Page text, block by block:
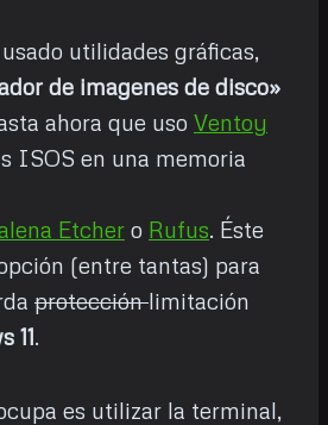
utilidades gráficas,
de imagenes de disco»
ahora que uso Ventoy
ISOS en una memoria
Etcher o Rufus. Éste
(entre tantas) para
protecciónlimitación
11.
es utilizar la terminal,